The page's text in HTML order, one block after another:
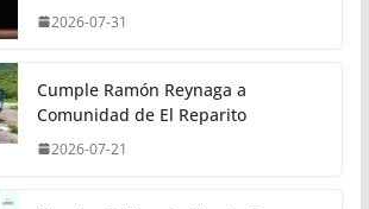
2026-07-31
Cumple Ramón Reynaga a
Comunidad de El Reparito
2026-07-21